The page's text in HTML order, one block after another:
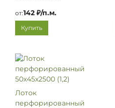
от:142 ₽/п.м.
Купить
Лоток
перфорированный